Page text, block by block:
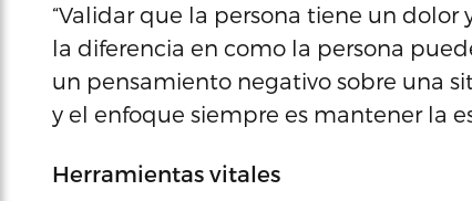
“Validar que la persona tiene un
la diferencia en como la persona
un pensamiento negativo sobre una
y el enfoque siempre es mantener la
Herramientas vitales